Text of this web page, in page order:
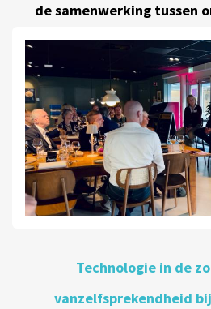
de samenwerking tussen
Technologie in de
vanzelfsprekendheid